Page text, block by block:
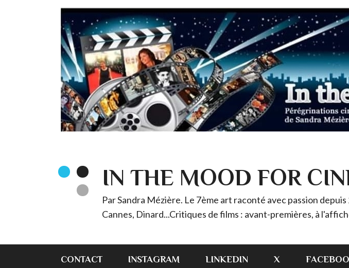
IN THE MOOD FOR
Par Sandra Mézière. Le 7ème art raconté avec passion
Cannes, Dinard...Critiques de films : avant-premières, à
CONTACT INSTAGRAM LINKEDIN X